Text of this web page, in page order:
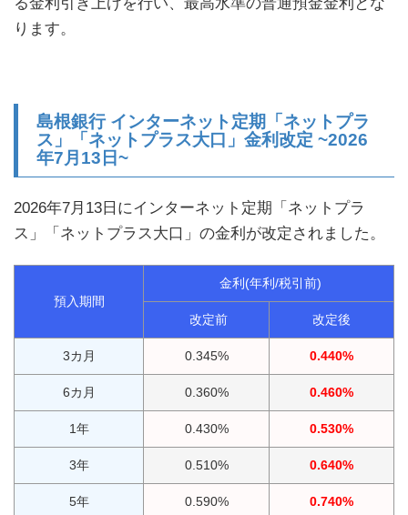
る金利引き上げを行い、最高水準の普通預金金利とな
ります。
島根銀行 インターネット定期「ネットプラ
ス」「ネットプラス大口」金利改定 ~2026
年7月13日~
2026年7月13日にインターネット定期「ネットプラ
ス」「ネットプラス大口」の金利が改定されました。
預入期間
金利(年利/税引前)
改定前 改定後
3カ月 0.345% 0.440%
6カ月 0.360% 0.460%
1年 0.430% 0.530%
3年 0.510% 0.640%
5年 0.590% 0.740%